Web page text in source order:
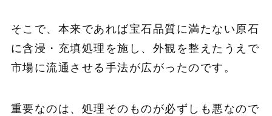
そこで、本来であれば宝石品質に満たない原石
に含浸・充填処理を施し、外観を整えたうえで
市場に流通させる手法が広がったのです。
重要なのは、処理そのものが必ずしも悪なので